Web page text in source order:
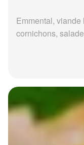
Emmental,
cornichons,